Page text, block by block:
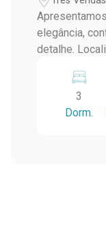
elegância,
detalhe.
Joaquim,
para quem
ambientes
amplas,
3
Dorm.